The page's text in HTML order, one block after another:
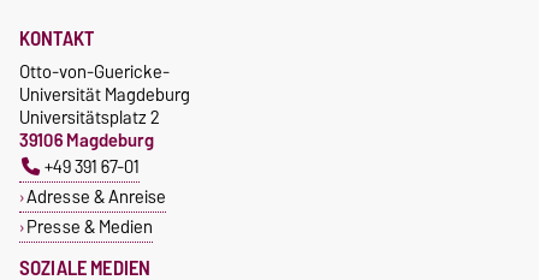
SOZIALE MEDIEN
KONTAKT
Otto-von-Guericke-
Universität Magdeburg
Universitätsplatz 2
39106 Magdeburg
+49 391 67-01
Adresse & Anreise
Presse & Medien